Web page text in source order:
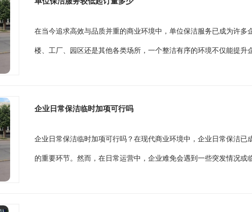
在当今追求高效与品质并重的商业环境中，单位保洁服务已成为许
楼、工厂、园区还是其他各类场所，一个整洁有序的环境不仅能提升
企业日常保洁临时加项可行吗
企业日常保洁临时加项可行吗？在现代商业环境中，企业日常保洁已
的重要环节。然而，在日常运营中，企业难免会遇到一些突发情况或